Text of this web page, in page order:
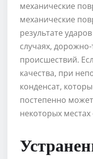
механические
механические
результате
случаях,
происшествий.
качества, при
конденсат,
постепенно
некоторых местах